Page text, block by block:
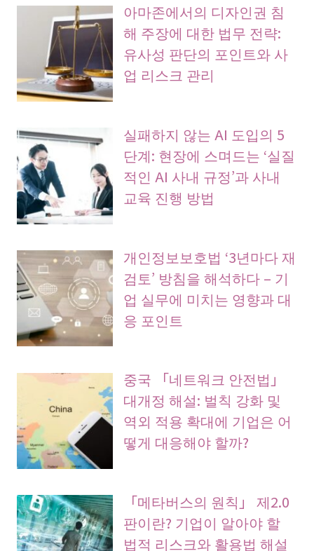
아마존에서의 디자인권 침
해 주장에 대한 법무 전략:
유사성 판단의 포인트와 사
업 리스크 관리
실패하지 않는 AI 도입의 5
단계: 현장에 스며드는 ‘실질
적인 AI 사내 규정’과 사내
교육 진행 방법
개인정보보호법 ‘3년마다 재
검토’ 방침을 해석하다 – 기
업 실무에 미치는 영향과 대
응 포인트
중국 「네트워크 안전법」
대개정 해설: 벌칙 강화 및
역외 적용 확대에 기업은 어
떻게 대응해야 할까?
「메타버스의 원칙」 제2.0
판이란? 기업이 알아야 할
법적 리스크와 활용법 해설